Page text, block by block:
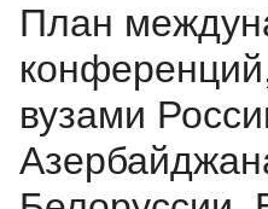
План
вузами